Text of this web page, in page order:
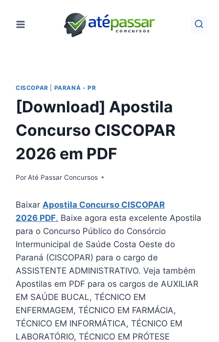
para
CISCOPAR PARANÁ - PR
[Download] Apostila
Concurso CISCOPAR
2026 em PDF
PorAté Passar Concursos
Baixar Apostila Concurso CISCOPAR
2026 PDF. Baixe agora esta excelente Apostila
para o Concurso Público do Consórcio
Intermunicipal de Saúde Costa Oeste do
Paraná (CISCOPAR) para o cargo de
ASSISTENTE ADMINISTRATIVO. Veja também
Apostilas em PDF para os cargos de AUXILIAR
EM SAÚDE BUCAL, TÉCNICO EM
ENFERMAGEM, TÉCNICO EM FARMÁCIA,
TÉCNICO EM INFORMÁTICA, TÉCNICO EM
LABORATÓRIO, TÉCNICO EM PRÓTESE